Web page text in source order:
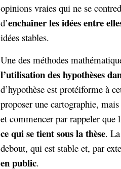
opinions vraies qui ne se
d’enchaîner les idées entre
idées stables.
Une des méthodes
l’utilisation des hypothèses
d’hypothèse est protéiforme à
proposer une cartographie,
et commencer par rappeler que
ce qui se tient sous la thèse.
debout, qui est stable et, par
en public.